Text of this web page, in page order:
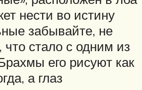
нести во истину
забывайте, не
что стало с одним из
его рисуют как
а глаз